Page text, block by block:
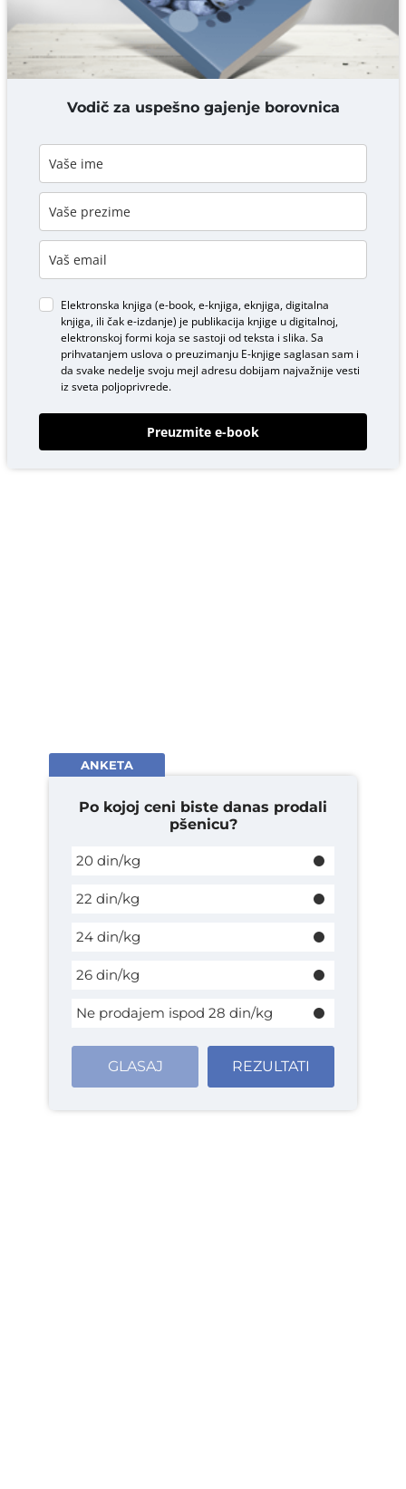
DODAJ KOMENTAR
Vodič za uspešno gajenje borovnica
Elektronska knjiga (e-book, e-knjiga, eknjiga, digitalna
knjiga, ili čak e-izdanje) je publikacija knjige u digitalnoj,
elektronskoj formi koja se sastoji od teksta i slika. Sa
prihvatanjem uslova o preuzimanju E-knjigesaglasan sam i
da svake nedelje svoju mejl adresu dobijam najvažnije vesti
iz sveta poljoprivrede.
Preuzmite e-book
ANKETA
Po kojoj ceni biste danas prodali
pšenicu?
20 din/kg
22 din/kg
24 din/kg
26 din/kg
Ne prodajem ispod 28 din/kg
GLASAJ REZULTATI